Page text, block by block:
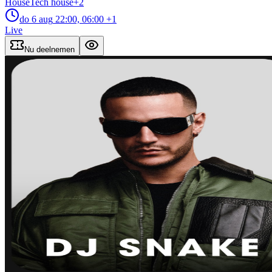
do 6 aug 22:00, 06:00 +1
Live
Nu deelnemen